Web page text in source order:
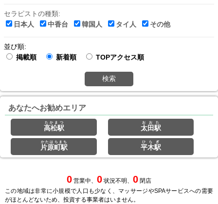
セラピストの種類:
日本人
中香台 韓国人 タイ人 その他
並び順:
掲載順
新着順 TOPアクセス順
検索
あなたへお勧めエリア
高松駅
たかまつ
太田駅
おおた
片原町駅
かたはらまち
平木駅
ひらぎ
0 営業中、 0 状況不明、 0 閉店
この地域は非常に小規模で人口も少なく、マッサージやSPAサービスへの需要
がほとんどないため、投資する事業者はいません。